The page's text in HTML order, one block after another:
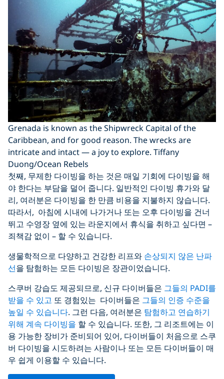
Grenada is known as the Shipwreck Capital of the
Caribbean, and for good reason. The wrecks are
intricate and intact — a joy to explore. Tiffany
Duong/Ocean Rebels
첫째, 무제한 다이빙을 하는 것은 매일 기회에 다이빙을 해
야 한다는 부담을 덜어 줍니다. 일반적인 다이빙 휴가와 달
리, 여러분은 다이빙을 한 만큼 비용을 지불하지 않습니다.
따라서, 아침에 시내에 나가거나 또는 오후 다이빙을 건너
뛰고 수영장 옆에 있는 라운지에서 휴식을 취하고 싶다면 –
죄책감 없이 – 할 수 있습니다.
생물학적으로 다양하고 건강한 리프와 손상되지 않은 난파
선을 탐험하는 모든 다이빙은 장관이었습니다.
스쿠버 강습도 제공되므로, 신규 다이버들은 그들의 PADI를
받을 수 있고 또 경험있는 다이버들은 그들의 인증 수준을
높일 수 있습니다. 그런 다음, 여러분은 탐험하고 연습하기
위해 계속 다이빙을 할 수 있습니다. 또한, 그 리조트에는 이
용 가능한 장비가 준비되어 있어, 다이버들이 처음으로 스쿠
버 다이빙을 시도하려는 사람이나 또는 모든 다이버들이 매
우 쉽게 이용할 수 있습니다.